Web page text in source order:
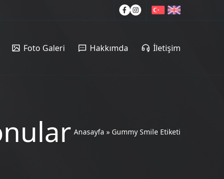
Foto Galeri Hakkımda İletişim
Anasayfa » Gummy Smile Etiketi